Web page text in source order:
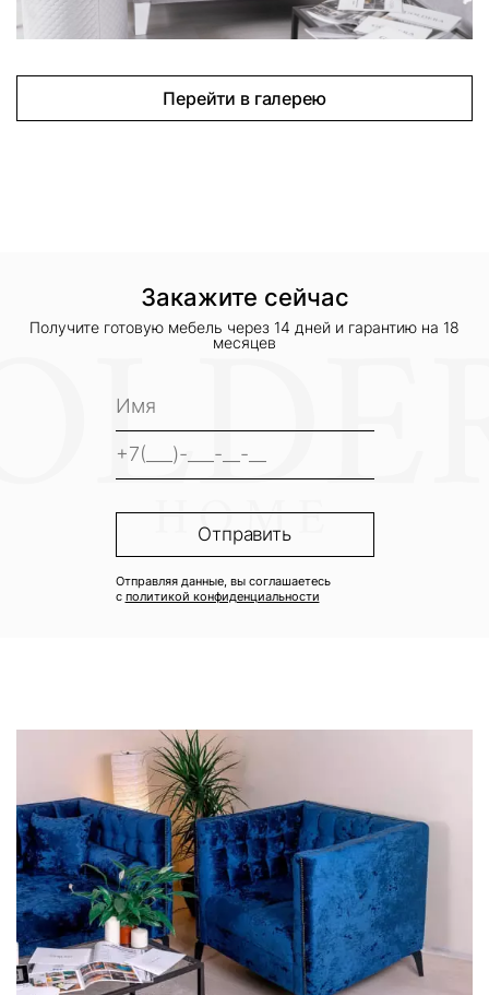
Перейти в галерею
Закажите сейчас
Получите готовую мебель через 14 дней и гарантию на 18
месяцев
Отправляя данные, вы соглашаетесь
с политикой конфиденциальности